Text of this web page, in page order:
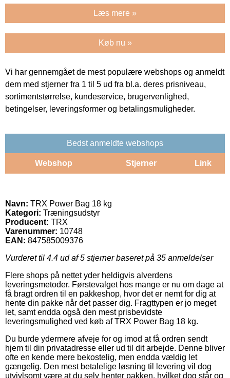
Læs mere »
Køb nu »
Vi har gennemgået de mest populære webshops og anmeldt
dem med stjerner fra 1 til 5 ud fra bl.a. deres prisniveau,
sortimentstørrelse, kundeservice, brugervenlighed,
betingelser, leveringsformer og betalingsmuligheder.
Bedst anmeldte webshops
Webshop Stjerner Link
Navn: TRX Power Bag 18 kg
Kategori: Træningsudstyr
Producent: TRX
Varenummer: 10748
EAN: 847585009376
Vurderet til 4.4 ud af 5 stjerner baseret på 35 anmeldelser
Flere shops på nettet yder heldigvis alverdens
leveringsmetoder. Førstevalget hos mange er nu om dage at
få bragt ordren til en pakkeshop, hvor det er nemt for dig at
hente din pakke når det passer dig. Fragttypen er jo meget
let, samt endda også den mest prisbevidste
leveringsmulighed ved køb af TRX Power Bag 18 kg.
Du burde ydermere afveje for og imod at få ordren sendt
hjem til din privatadresse eller ud til dit arbejde. Denne bliver
ofte en kende mere bekostelig, men endda vældig let
gængelig. Den mest betalelige løsning til levering vil dog
utvivlsomt være at du selv henter pakken, hvilket dog står og